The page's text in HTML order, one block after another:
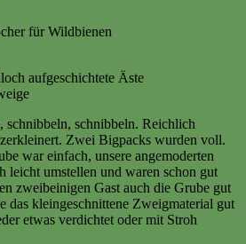
für Wildbienen
aufgeschichtete Äste
schnibbeln, schnibbeln. Reichlich
Zwei Bigpacks wurden voll.
war einfach, unsere angemoderten
leicht umstellen und waren schon gut
zweibeinigen Gast auch die Grube gut
das kleingeschnittene Zweigmaterial gut
etwas verdichtet oder mit Stroh